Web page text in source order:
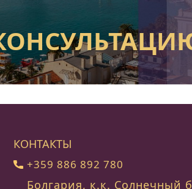
КОНТАКТЫ
+359 886 892 780
Болгария, к.к. Солнечный